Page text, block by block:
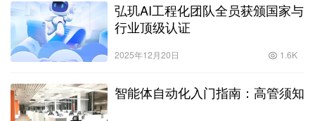
弘玑AI工程化团队全员获颁国家与
行业顶级认证
2025年12月20日 1.6K
智能体自动化入门指南：高管须知